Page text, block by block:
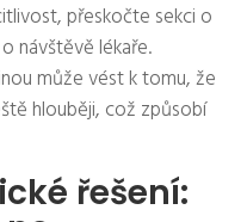
přeskočte sekci o
návštěvě lékaře.
může vést k tomu, že
hlouběji, což způsobí
řešení: